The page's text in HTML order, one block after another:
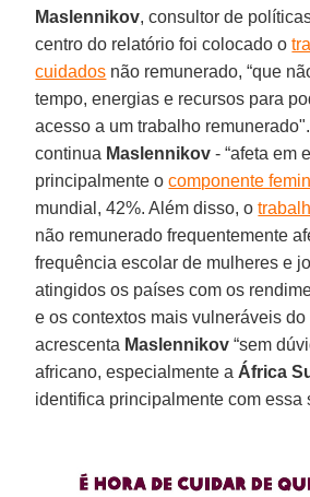
Maslennikov, consultor de
centro do relatório foi colocado o
cuidados não remunerado, “que
tempo, energias e recursos para
acesso a um trabalho
continua Maslennikov - “afeta em
principalmente ocomponente
mundial, 42%. Além disso, o
não remunerado frequentemente
frequência escolar de mulheres e
atingidos os países com os
e os contextos mais vulneráveis do
acrescenta Maslennikov “sem
africano, especialmente a África
identifica principalmente com essa